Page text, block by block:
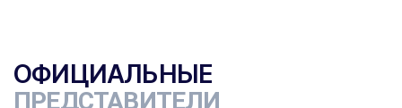
ОФИЦИАЛЬНЫЕ
ПРЕДСТАВИТЕЛИ